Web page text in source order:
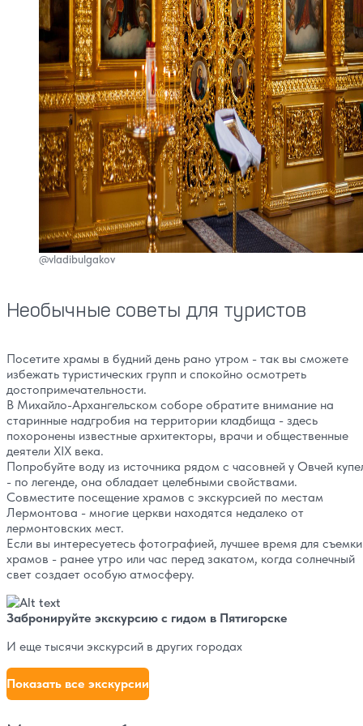
@vladibulgakov
Необычные советы для туристов
Посетите храмы в будний день рано утром - так вы сможете
избежать туристических групп и спокойно осмотреть
достопримечательности.
В Михайло-Архангельском соборе обратите внимание на
старинные надгробия на территории кладбища - здесь
похоронены известные архитекторы, врачи и общественные
деятели XIX века.
Попробуйте воду из источника рядом с часовней у Овчей
- по легенде, она обладает целебными свойствами.
Совместите посещение храмов с экскурсией по местам
Лермонтова - многие церкви находятся недалеко от
лермонтовских мест.
Если вы интересуетесь фотографией, лучшее время для съемки
храмов - ранее утро или час перед закатом, когда солнечный
свет создает особую атмосферу.
Забронируйте экскурсию с гидом в Пятигорске
И еще тысячи экскурсий в других городах
Показать все экскурсии